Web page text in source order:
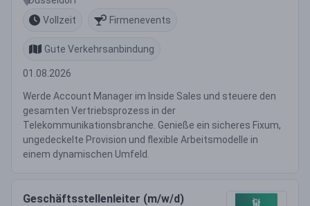
Vollzeit
Firmenevents
Gute Verkehrsanbindung
01.08.2026
Werde Account Manager im Inside Sales und steuere den
gesamten Vertriebsprozess in der
Telekommunikationsbranche. Genieße ein sicheres Fixum,
ungedeckelte Provision und flexible Arbeitsmodelle in
einem dynamischen Umfeld.
Geschäftsstellenleiter (m/w/d)